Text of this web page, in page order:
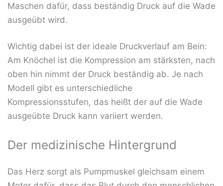
Maschen dafür, dass beständig Druck auf die Wade
ausgeübt wird.
Wichtig dabei ist der ideale Druckverlauf am Bein:
Am Knöchel ist die Kompression am stärksten, nach
oben hin nimmt der Druck beständig ab. Je nach
Modell gibt es unterschiedliche
Kompressionsstufen, das heißt der auf die Wade
ausgeübte Druck kann variiert werden.
Der medizinische Hintergrund
Das Herz sorgt als Pumpmuskel gleichsam einem